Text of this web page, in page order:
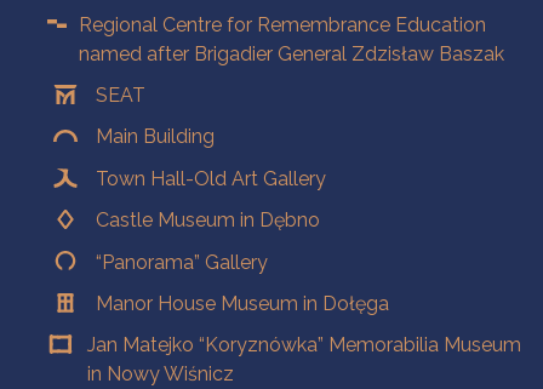
Regional Centre for Remembrance Education
named after Brigadier General Zdzisław Baszak
SEAT
Main Building
Town Hall-Old Art Gallery
Castle Museum in Dębno
“Panorama” Gallery
Manor House Museum in Dołęga
Jan Matejko “Koryznówka” Memorabilia Museum
in Nowy Wiśnicz